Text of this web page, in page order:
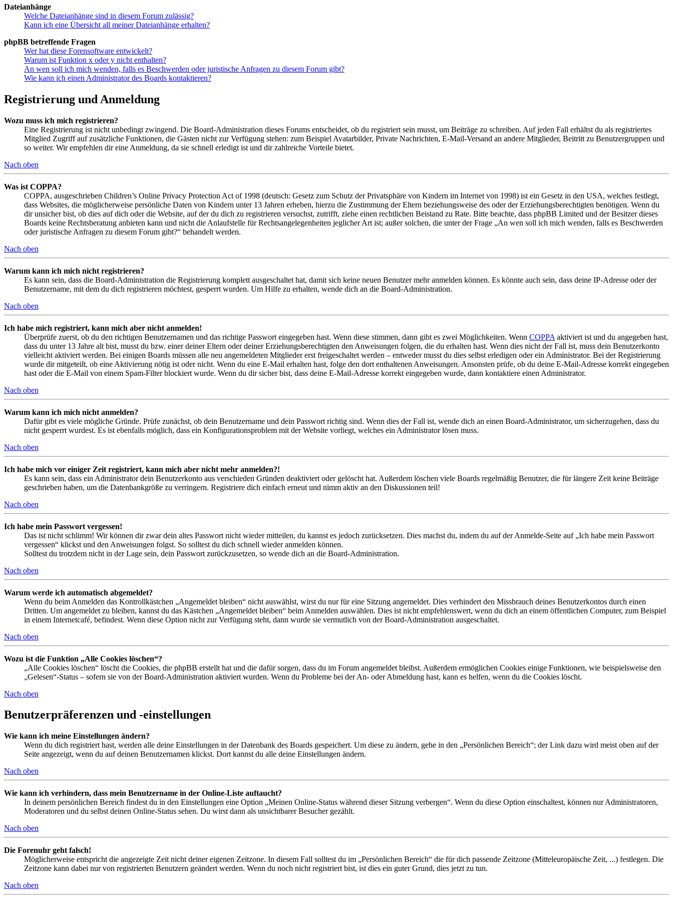
Dateianhänge
Welche Dateianhänge sind in diesem Forum zulässig?
Kann ich eine Übersicht all meiner Dateianhänge erhalten?
phpBB betreffende Fragen
Wer hat diese Forensoftware entwickelt?
Warum ist Funktion x oder y nicht enthalten?
An wen soll ich mich wenden, falls es Beschwerden oder juristische Anfragen zu diesem Forum gibt?
Wie kann ich einen Administrator des Boards kontaktieren?
Registrierung und Anmeldung
Wozu muss ich mich registrieren?
Eine Registrierung ist nicht unbedingt zwingend. Die Board-Administration dieses Forums entscheidet, ob du registriert sein musst, um Beiträge zu schreiben. Auf jeden Fall erhältst du als registriertes
Mitglied Zugriff auf zusätzliche Funktionen, die Gästen nicht zur Verfügung stehen: zum Beispiel Avatarbilder, Private Nachrichten, E-Mail-Versand an andere Mitglieder, Beitritt zu Benutzergruppen und
so weiter. Wir empfehlen dir eine Anmeldung, da sie schnell erledigt ist und dir zahlreiche Vorteile bietet.
Nach oben
Was ist COPPA?
COPPA, ausgeschrieben Children’s Online Privacy Protection Act of 1998 (deutsch: Gesetz zum Schutz der Privatsphäre von Kindern im Internet von 1998) ist ein Gesetz in den USA, welches festlegt,
dass Websites, die möglicherweise persönliche Daten von Kindern unter 13 Jahren erheben, hierzu die Zustimmung der Eltern beziehungsweise des oder der Erziehungsberechtigten benötigen. Wenn du
dir unsicher bist, ob dies auf dich oder die Website, auf der du dich zu registrieren versuchst, zutrifft, ziehe einen rechtlichen Beistand zu Rate. Bitte beachte, dass phpBB Limited und der Besitzer dieses
Boards keine Rechtsberatung anbieten kann und nicht die Anlaufstelle für Rechtsangelegenheiten jeglicher Art ist; außer solchen, die unter der Frage „An wen soll ich mich wenden, falls es Beschwerden
oder juristische Anfragen zu diesem Forum gibt?“ behandelt werden.
Nach oben
Warum kann ich mich nicht registrieren?
Es kann sein, dass die Board-Administration die Registrierung komplett ausgeschaltet hat, damit sich keine neuen Benutzer mehr anmelden können. Es könnte auch sein, dass deine IP-Adresse oder der
Benutzername, mit dem du dich registrieren möchtest, gesperrt wurden. Um Hilfe zu erhalten, wende dich an die Board-Administration.
Nach oben
Ich habe mich registriert, kann mich aber nicht anmelden!
Überprüfe zuerst, ob du den richtigen Benutzernamen und das richtige Passwort eingegeben hast. Wenn diese stimmen, dann gibt es zwei Möglichkeiten. Wenn COPPA aktiviert ist und du angegeben hast,
dass du unter 13 Jahre alt bist, musst du bzw. einer deiner Eltern oder deiner Erziehungsberechtigten den Anweisungen folgen, die du erhalten hast. Wenn dies nicht der Fall ist, muss dein Benutzerkonto
vielleicht aktiviert werden. Bei einigen Boards müssen alle neu angemeldeten Mitglieder erst freigeschaltet werden – entweder musst du dies selbst erledigen oder ein Administrator. Bei der Registrierung
wurde dir mitgeteilt, ob eine Aktivierung nötig ist oder nicht. Wenn du eine E-Mail erhalten hast, folge den dort enthaltenen Anweisungen. Ansonsten prüfe, ob du deine E-Mail-Adresse korrekt eingegeben
hast oder die E-Mail von einem Spam-Filter blockiert wurde. Wenn du dir sicher bist, dass deine E-Mail-Adresse korrekt eingegeben wurde, dann kontaktiere einen Administrator.
Nach oben
Warum kann ich mich nicht anmelden?
Dafür gibt es viele mögliche Gründe. Prüfe zunächst, ob dein Benutzername und dein Passwort richtig sind. Wenn dies der Fall ist, wende dich an einen Board-Administrator, um sicherzugehen, dass du
nicht gesperrt wurdest. Es ist ebenfalls möglich, dass ein Konfigurationsproblem mit der Website vorliegt, welches ein Administrator lösen muss.
Nach oben
Ich habe mich vor einiger Zeit registriert, kann mich aber nicht mehr anmelden?!
Es kann sein, dass ein Administrator dein Benutzerkonto aus verschieden Gründen deaktiviert oder gelöscht hat. Außerdem löschen viele Boards regelmäßig Benutzer, die für längere Zeit keine Beiträge
geschrieben haben, um die Datenbankgröße zu verringern. Registriere dich einfach erneut und nimm aktiv an den Diskussionen teil!
Nach oben
Ich habe mein Passwort vergessen!
Das ist nicht schlimm! Wir können dir zwar dein altes Passwort nicht wieder mitteilen, du kannst es jedoch zurücksetzen. Dies machst du, indem du auf der Anmelde-Seite auf „Ich habe mein Passwort
vergessen“ klickst und den Anweisungen folgst. So solltest du dich schnell wieder anmelden können.
Solltest du trotzdem nicht in der Lage sein, dein Passwort zurückzusetzen, so wende dich an die Board-Administration.
Nach oben
Warum werde ich automatisch abgemeldet?
Wenn du beim Anmelden das Kontrollkästchen „Angemeldet bleiben“ nicht auswählst, wirst du nur für eine Sitzung angemeldet. Dies verhindert den Missbrauch deines Benutzerkontos durch einen
Dritten. Um angemeldet zu bleiben, kannst du das Kästchen „Angemeldet bleiben“ beim Anmelden auswählen. Dies ist nicht empfehlenswert, wenn du dich an einem öffentlichen Computer, zum Beispiel
in einem Internetcafé, befindest. Wenn diese Option nicht zur Verfügung steht, dann wurde sie vermutlich von der Board-Administration ausgeschaltet.
Nach oben
Wozu ist die Funktion „Alle Cookies löschen“?
„Alle Cookies löschen“ löscht die Cookies, die phpBB erstellt hat und die dafür sorgen, dass du im Forum angemeldet bleibst. Außerdem ermöglichen Cookies einige Funktionen, wie beispielsweise den
„Gelesen“-Status – sofern sie von der Board-Administration aktiviert wurden. Wenn du Probleme bei der An- oder Abmeldung hast, kann es helfen, wenn du die Cookies löscht.
Nach oben
Benutzerpräferenzen und -einstellungen
Wie kann ich meine Einstellungen ändern?
Wenn du dich registriert hast, werden alle deine Einstellungen in der Datenbank des Boards gespeichert. Um diese zu ändern, gehe in den „Persönlichen Bereich“; der Link dazu wird meist oben auf der
Seite angezeigt, wenn du auf deinen Benutzernamen klickst. Dort kannst du alle deine Einstellungen ändern.
Nach oben
Wie kann ich verhindern, dass mein Benutzername in der Online-Liste auftaucht?
In deinem persönlichen Bereich findest du in den Einstellungen eine Option „Meinen Online-Status während dieser Sitzung verbergen“. Wenn du diese Option einschaltest, können nur Administratoren,
Moderatoren und du selbst deinen Online-Status sehen. Du wirst dann als unsichtbarer Besucher gezählt.
Nach oben
Die Forenuhr geht falsch!
Möglicherweise entspricht die angezeigte Zeit nicht deiner eigenen Zeitzone. In diesem Fall solltest du im „Persönlichen Bereich“ die für dich passende Zeitzone (Mitteleuropäische Zeit, ...) festlegen. Die
Zeitzone kann dabei nur von registrierten Benutzern geändert werden. Wenn du noch nicht registriert bist, ist dies ein guter Grund, dies jetzt zu tun.
Nach oben